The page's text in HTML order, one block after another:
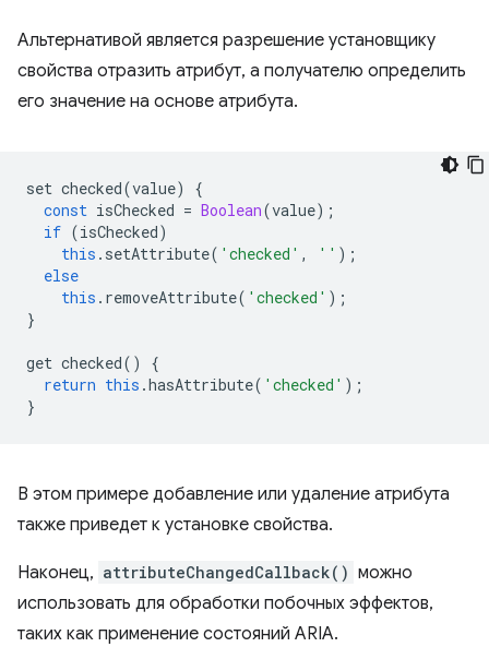
Альтернативой является разрешение установщику
свойства отразить атрибут, а получателю определить
его значение на основе атрибута.
set checked(value)
{
const isChecked = Boolean(value);
if (isChecked)
this . setAttribute( 'checked' , '' );
else
this . removeAttribute( 'checked' );
}
get checked()
{
return this .hasAttribute( 'checked' );
}
В этом примере добавление или удаление атрибута
также приведет к установке свойства.
Наконец, attributeChangedCallback() можно
использовать для обработки побочных эффектов,
таких как применение состояний ARIA.